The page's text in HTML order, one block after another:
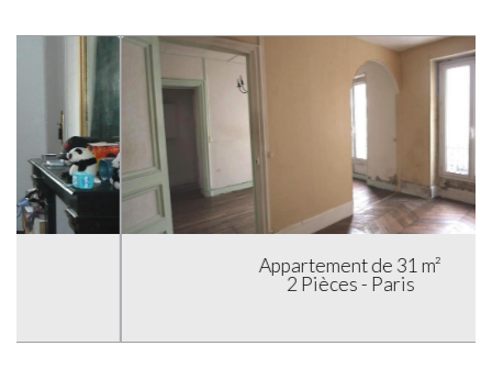
Appartement de 31 m²
2 Pièces - Paris